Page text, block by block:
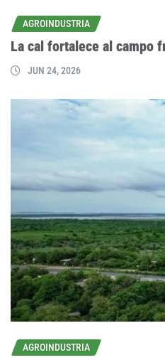
AGROINDUSTRIA
La cal fortalece al campo
JUN 24, 2026
AGROINDUSTRIA